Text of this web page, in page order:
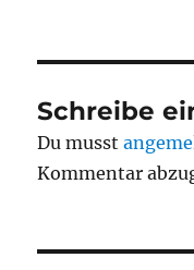
Schreibe
Du musst
Kommentar